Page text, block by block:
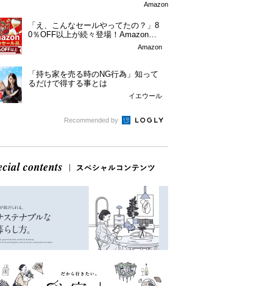
Amazon
「え、こんなセールやってたの？」8
0％OFF以上が続々登場！Amazonの
Amazon
「持ち家を売る時のNG行為」知って
るだけで得する事とは
イエウール
Recommended by